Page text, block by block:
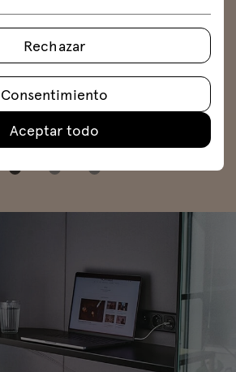
Rechazar
Consentimiento
Aceptar todo